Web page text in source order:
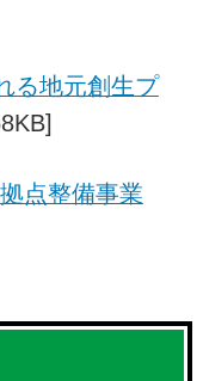
る地元創生プ
点整備事業